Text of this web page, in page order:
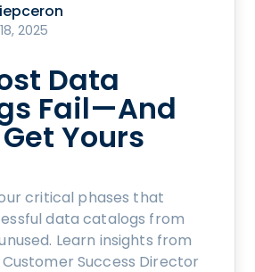
2025
Data
Fail—And
Yours
critical phases that
data catalogs from
Learn insights from
Customer Success Director